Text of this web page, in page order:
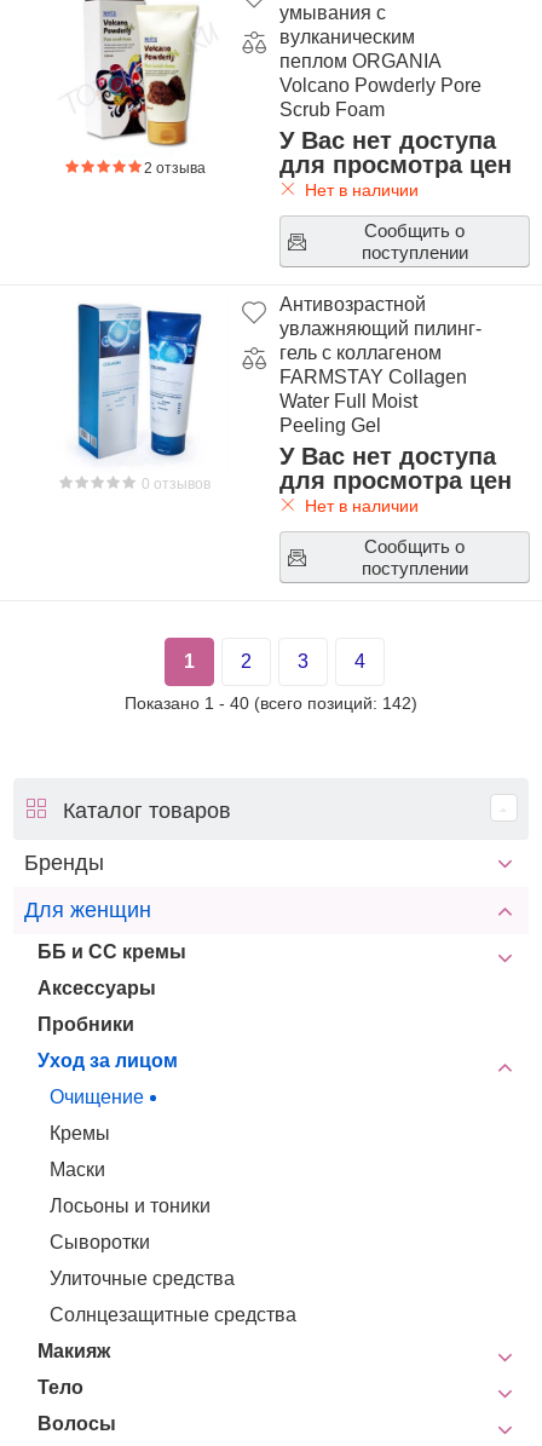
2 отзыва
умывания с
вулканическим
пеплом ORGANIA
Volcano Powderly Pore
Scrub Foam
У Вас нет доступа
для просмотра цен
Нет в наличии
Сообщить о
поступлении
0 отзывов
Антивозрастной
увлажняющий пилинг-
гель с коллагеном
FARMSTAY Collagen
Water Full Moist
Peeling Gel
У Вас нет доступа
для просмотра цен
Нет в наличии
Сообщить о
поступлении
1 2 3 4
Показано 1 - 40 (всего позиций: 142)
Каталог товаров
Бренды
Для женщин
ББ и СС кремы
Аксессуары
Пробники
Уход за лицом
Очищение
Кремы
Маски
Лосьоны и тоники
Сыворотки
Улиточные средства
Солнцезащитные средства
Макияж
Тело
Волосы